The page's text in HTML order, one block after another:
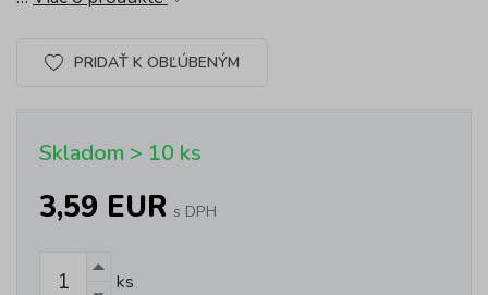
PRIDAŤ K OBĽÚBENÝM
Skladom > 10 ks
3,59 EUR s DPH
ks